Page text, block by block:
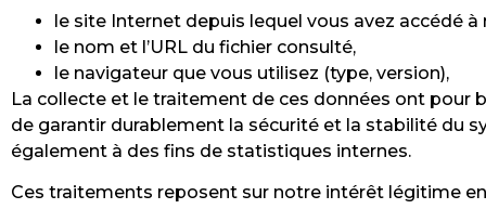
le site Internet depuis lequel vous avez accédé
le nom et l’URL du fichier consulté,
le navigateur que vous utilisez (type, version),
La collecte et le traitement de ces données ont pour
de garantir durablement la sécurité et la stabilité du
également à des fins de statistiques internes.
Ces traitements reposent sur notre intérêt légitime en